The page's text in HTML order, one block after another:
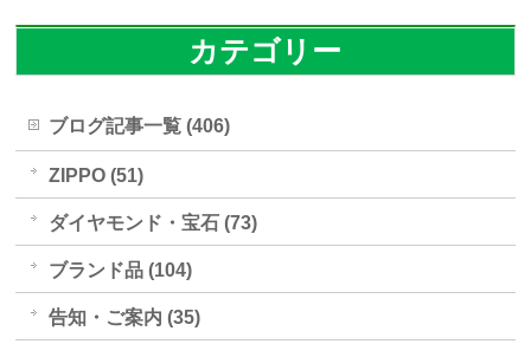
カテゴリー
ブログ記事一覧 (406)
ZIPPO (51)
ダイヤモンド・宝石 (73)
ブランド品 (104)
告知・ご案内 (35)